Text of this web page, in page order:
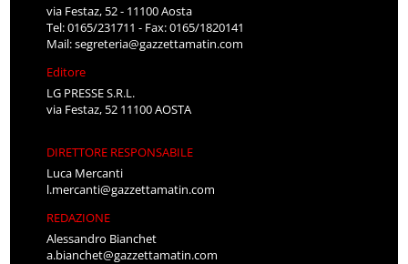
via Festaz, 52 - 11100 Aosta
Tel: 0165/231711 - Fax: 0165/1820141
Mail:segreteria@gazzettamatin.com
Editore
LG PRESSE S.R.L.
via Festaz, 52 11100 AOSTA
DIRETTORE RESPONSABILE
Luca Mercanti
l.mercanti@gazzettamatin.com
REDAZIONE
Alessandro Bianchet
a.bianchet@gazzettamatin.com